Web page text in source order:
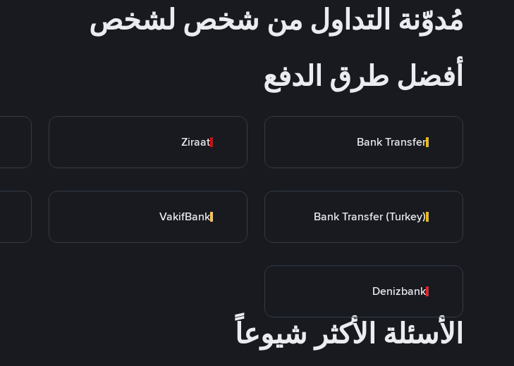
مُدوّنة التداول من شخص لشخص
أفضل طرق الدفع
Bank Transfer
Ziraat
Bank Transfer (Turkey)
VakifBank
Denizbank
الأسئلة الأكثر شيوعاً